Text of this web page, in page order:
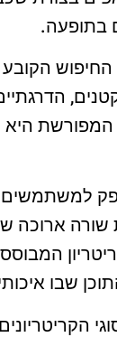
בתופעה.
הקובע
ארוכה
שבו